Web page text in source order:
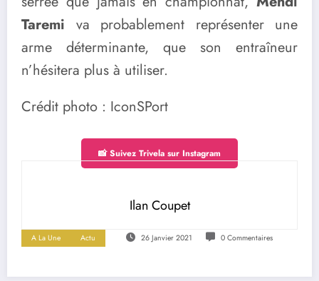
Taremi va probablement représenter une
arme déterminante, que son entraîneur
n’hésitera plus à utiliser.
Crédit photo : IconSPort
📸 Suivez Trivela sur Instagram
Ilan Coupet
A La Une Actu 26 Janvier 2021 0 Commentaires